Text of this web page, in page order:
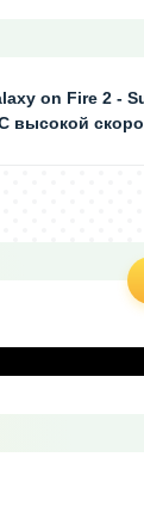
on Fire 2 -
высокой